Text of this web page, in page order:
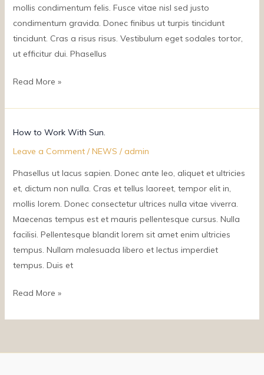
mollis condimentum felis. Fusce vitae nisl sed justo
condimentum gravida. Donec finibus ut turpis tincidunt
tincidunt. Cras a risus risus. Vestibulum eget sodales tortor,
ut efficitur dui. Phasellus
Read More »
How to Work With Sun.
Leave a Comment /NEWS /admin
Phasellus ut lacus sapien. Donec ante leo, aliquet et ultricies
et, dictum non nulla. Cras et tellus laoreet, tempor elit in,
mollis lorem. Donec consectetur ultrices nulla vitae viverra.
Maecenas tempus est et mauris pellentesque cursus. Nulla
facilisi. Pellentesque blandit lorem sit amet enim ultricies
tempus. Nullam malesuada libero et lectus imperdiet
tempus. Duis et
How
With
Sun.
Read More »